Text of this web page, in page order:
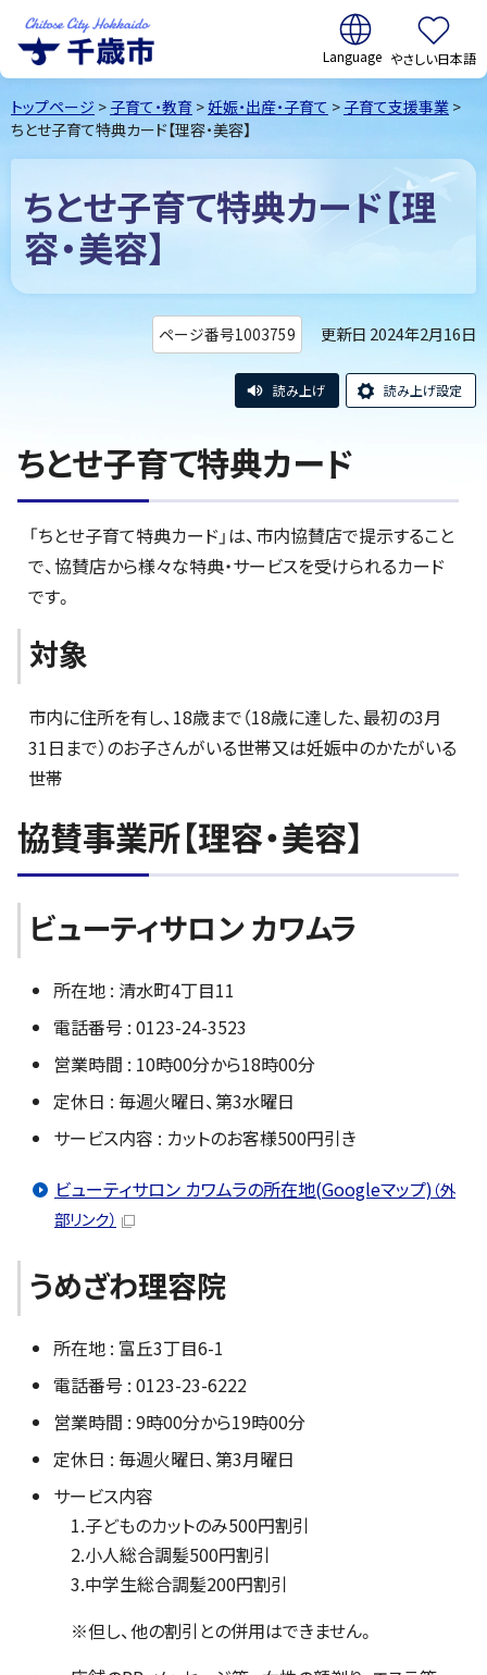
千歳市Chitose
City Hokkaido
翻訳:
やさしい日本語
トップページ > 子育て・教育 >妊娠・出産・子育て > 子育て支援事業 >
ちとせ子育て特典カード【理容・美容】
ちとせ子育て特典カード【理
容・美容】
ページ番号1003759 更新日 2024年2月16日
読み上げ 読み上げ設定
ちとせ子育て特典カード
「ちとせ子育て特典カード」は、市内協賛店で提示すること
で、協賛店から様々な特典・サービスを受けられるカード
です。
対象
市内に住所を有し、18歳まで（18歳に達した、最初の3月
31日まで）のお子さんがいる世帯又は妊娠中のかたがいる
世帯
協賛事業所【理容・美容】
ビューティサロン カワムラ
所在地 : 清水町4丁目11
電話番号 : 0123-24-3523
営業時間 : 10時00分から18時00分
定休日 : 毎週火曜日、第3水曜日
サービス内容 : カットのお客様500円引き
ビューティサロン カワムラの所在地(Googleマップ)（外
部リンク）
うめざわ理容院
所在地 : 富丘3丁目6-1
電話番号 : 0123-23-6222
営業時間 : 9時00分から19時00分
定休日 : 毎週火曜日、第3月曜日
サービス内容
1.子どものカットのみ500円割引
2.小人総合調髪500円割引
3.中学生総合調髪200円割引
※但し、他の割引との併用はできません。